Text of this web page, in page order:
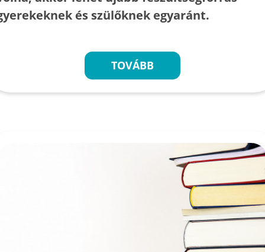
és szülőknek egyaránt.
TOVÁBB